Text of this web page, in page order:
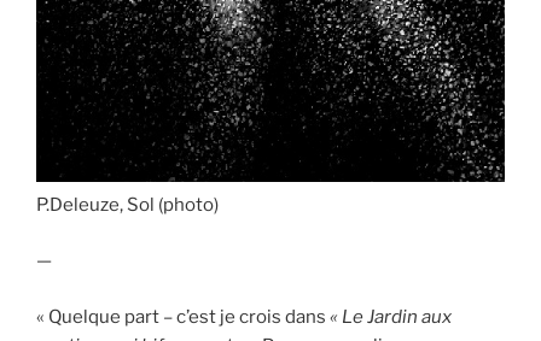
P.Deleuze, Sol (photo)
—
« Quelque part – c’est je crois dans « Le Jardin aux